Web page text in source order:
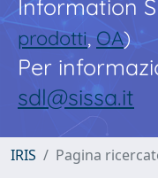
Information
prodotti,OA)
Per
sdl@sissa.it
IRIS Pagina